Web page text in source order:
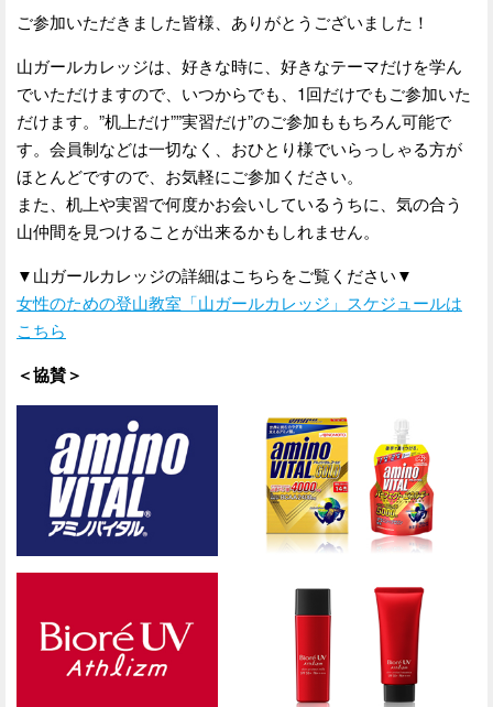
ご参加いただきました皆様、ありがとうございました！
山ガールカレッジは、好きな時に、好きなテーマだけを学ん
でいただけますので、いつからでも、1回だけでもご参加いた
だけます。”机上だけ””実習だけ”のご参加ももちろん可能で
す。会員制などは一切なく、おひとり様でいらっしゃる方が
ほとんどですので、お気軽にご参加ください。
また、机上や実習で何度かお会いしているうちに、気の合う
山仲間を見つけることが出来るかもしれません。
▼山ガールカレッジの詳細はこちらをご覧ください▼
女性のための登山教室「山ガールカレッジ」スケジュールは
こちら
＜協賛＞